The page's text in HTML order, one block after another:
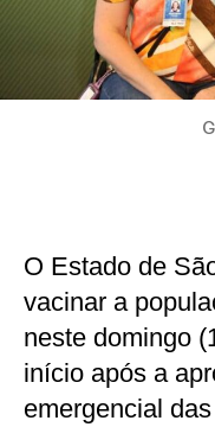
O Estado de
vacinar a
neste domingo
início após a
emergencial